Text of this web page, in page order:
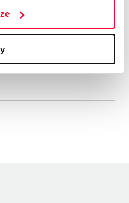
Schoenberg, Bartok,
Bernstein,